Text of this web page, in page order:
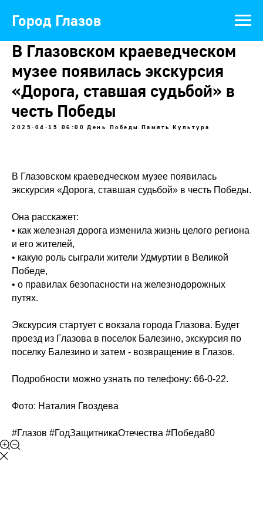
Город Глазовобразования
В Глазовском краеведческом
музее появилась экскурсия
«Дорога, ставшая судьбой» в
честь Победы
2025-04-15 06:00 День Победы Память Культура
В Глазовском краеведческом музее появилась
экскурсия «Дорога, ставшая судьбой» в честь Победы.
Она расскажет:
• как железная дорога изменила жизнь целого региона
и его жителей,
• какую роль сыграли жители Удмуртии в Великой
Победе,
• о правилах безопасности на железнодорожных
путях.
Экскурсия стартует с вокзала города Глазова. Будет
проезд из Глазова в поселок Балезино, экскурсия по
поселку Балезино и затем - возвращение в Глазов.
Подробности можно узнать по телефону: 66-0-22.
Фото: Наталия Гвоздева
#Глазов #ГодЗащитникаОтечества #Победа80